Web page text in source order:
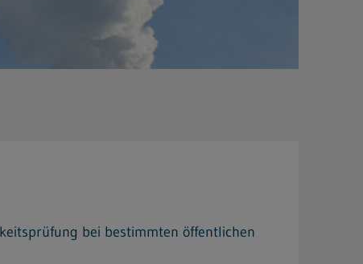
bei bestimmten öffentlichen